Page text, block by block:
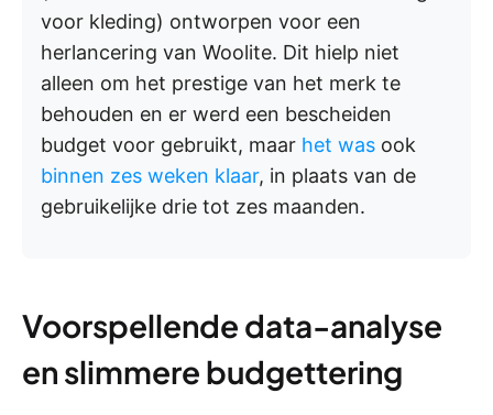
voor kleding) ontworpen voor een
herlancering van Woolite. Dit hielp niet
alleen om het prestige van het merk te
behouden en er werd een bescheiden
budget voor gebruikt, maar het was ook
binnen zes weken klaar, in plaats van de
gebruikelijke drie tot zes maanden.
Voorspellende data-analyse
en slimmere budgettering